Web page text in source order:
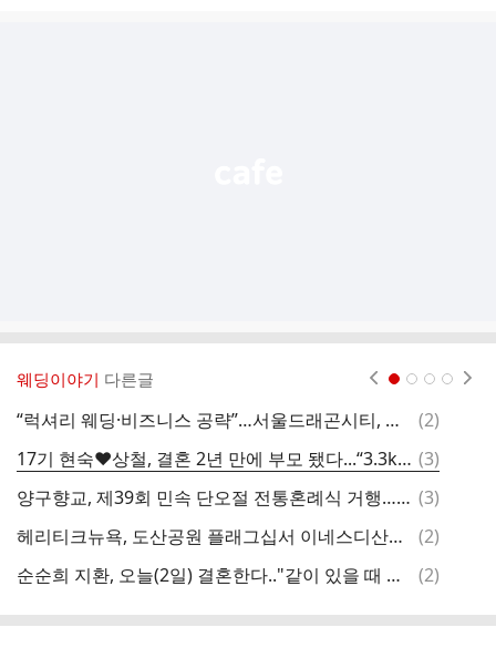
웨딩이야기 다른글
“럭셔리 웨딩·비즈니스 공략”…서울드래곤시티, 스카이 라운지 연회장 신설
댓
글
(2)
17기 현숙♥상철, 결혼 2년 만에 부모 됐다...“3.3kg 아들 출산” 댓
글
(3)
양구향교, 제39회 민속 단오절 전통혼례식 거행…가정의 예와 지역 전통 잇다. 댓
글
(3)
헤리티크뉴욕, 도산공원 플래그십서 이네스디산토 독점 론칭 기념 트렁크쇼 성료
댓
글
(2)
순순희 지환, 오늘(2일) 결혼한다.."같이 있을 때 가장 즐거운 사람"
댓
글
(2)